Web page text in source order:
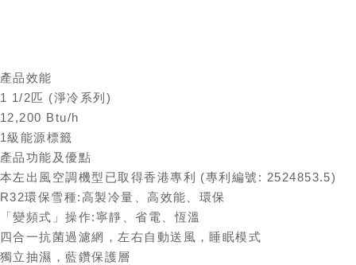
產品效能
1 1/2匹 (淨冷系列)
12,200 Btu/h
1級能源標籤
產品功能及優點
本左出風空調機型已取得香港專利 (專利編號: 2524853.5)
R32環保雪種:高製冷量、高效能、環保
「變頻式」操作:寧靜、省電、恆溫
四合一抗菌過濾網，左右自動送風，睡眠模式
獨立抽濕，藍鑽保護層